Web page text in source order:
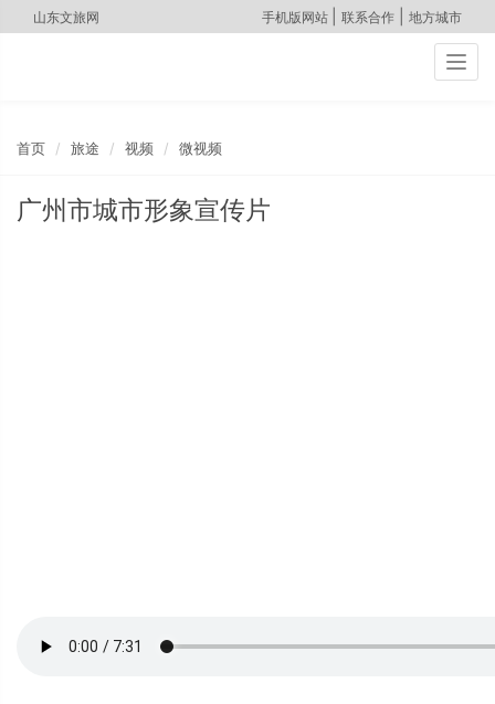
山东文旅网 手机版网站 联系合作 地方城市
首页 旅途 视频 微视频
广州市城市形象宣传片